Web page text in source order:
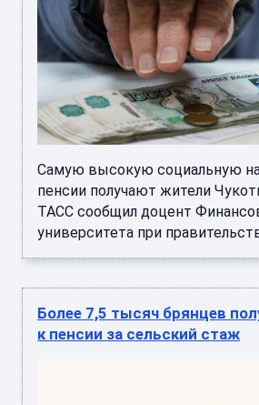
Самую высокую социальную
пенсии получают жители
ТАСС сообщил доцент
университета при
Более 7,5 тысяч брянцев
к пенсии за сельский стаж